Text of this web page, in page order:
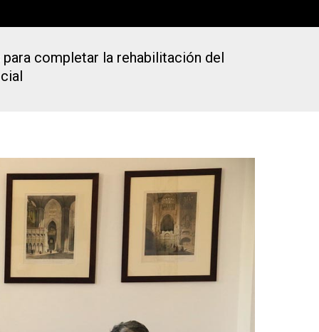
completar la rehabilitación del